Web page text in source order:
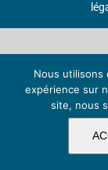
Nous utilisons
expérience sur
site, nous